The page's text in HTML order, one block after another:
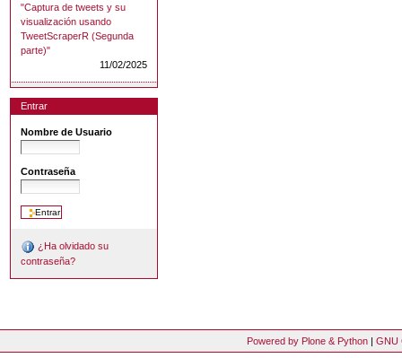
"Captura de tweets y su
visualización usando
TweetScraperR (Segunda
parte)"
11/02/2025
Entrar
Nombre de Usuario
Contraseña
¿Ha olvidado su
contraseña?
Powered by Plone & Python | GNU